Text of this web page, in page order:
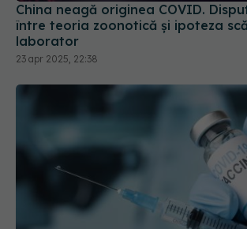
China neagă originea COVID.
între teoria zoonotică și ipoteza
laborator
23 apr 2025, 22:38